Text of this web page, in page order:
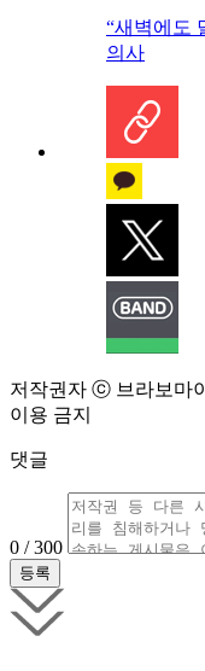
“새벽에도
의사
저작권자 ⓒ 브라보마
이용 금지
댓글
0 / 300